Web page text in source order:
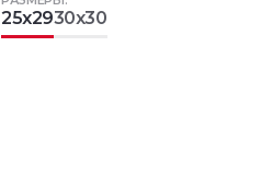
25x2930x30